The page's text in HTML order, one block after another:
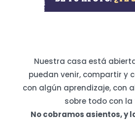
Nuestra casa está
puedan venir, compartir y
con algún aprendizaje, con
sobre todo con la
No cobramos asientos, y